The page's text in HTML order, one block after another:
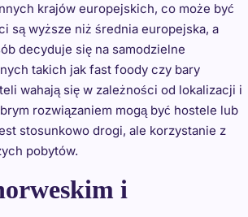
krajów europejskich, co może być
są wyższe niż średnia europejska, a
decyduje się na samodzielne
takich jak fast foody czy bary
wahają się w zależności od lokalizacji i
rozwiązaniem mogą być hostele lub
stosunkowo drogi, ale korzystanie z
pobytów.
i